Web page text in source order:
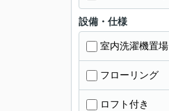
設備・仕様
室内洗濯機置場
フローリング
ロフト付き